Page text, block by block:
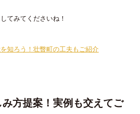
てみてくださいね！
知ろう！壮瞥町の工夫もご紹介
方提案！実例も交えてご